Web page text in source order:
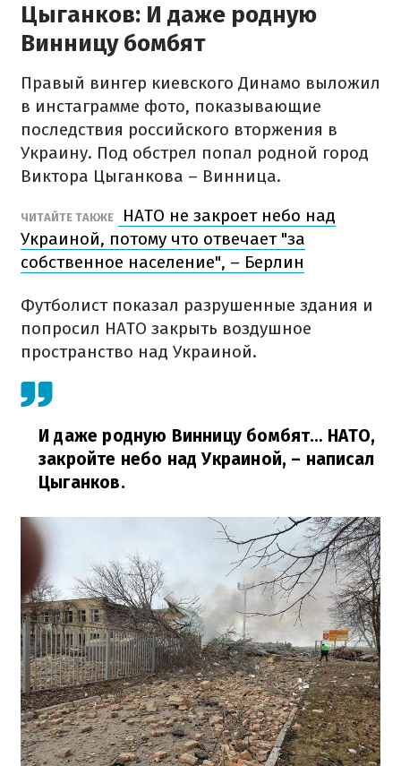
Цыганков: И даже родную
Винницу бомбят
Правый вингер киевского Динамо выложил
в инстаграмме фото, показывающие
последствия российского вторжения в
Украину. Под обстрел попал родной город
Виктора Цыганкова – Винница.
ЧИТАЙТЕ ТАКЖЕ
НАТО не закроет небо над
Украиной, потому что отвечает "за
собственное население", – Берлин
Футболист показал разрушенные здания и
попросил НАТО закрыть воздушное
пространство над Украиной.
И даже родную Винницу бомбят… НАТО,
закройте небо над Украиной, – написал
Цыганков.